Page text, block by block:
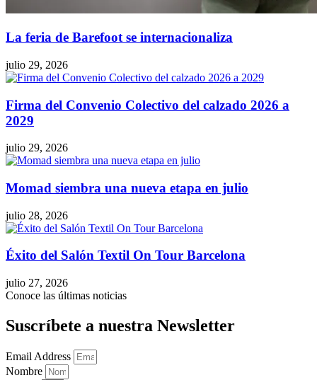
La feria de Barefoot se internacionaliza
julio 29, 2026
Firma del Convenio Colectivo del calzado 2026 a
2029
julio 29, 2026
Momad siembra una nueva etapa en julio
julio 28, 2026
Éxito del Salón Textil On Tour Barcelona
julio 27, 2026
Conoce las últimas noticias
Suscríbete a nuestra Newsletter
Email Address
Nombre